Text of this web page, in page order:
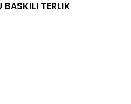
TERLIK